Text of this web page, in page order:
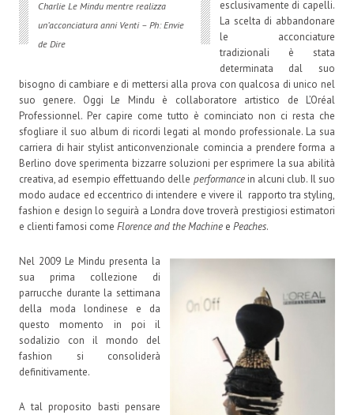
Charlie Le Mindu mentre realizza
un’acconciatura anni Venti – Ph: Envie
de Dire
esclusivamente di capelli.
La scelta di abbandonare
le acconciature
tradizionali è stata
determinata dal suo
bisogno di cambiare e di mettersi alla prova con qualcosa di unico nel
suo genere. Oggi Le Mindu è collaboratore artistico de L’Oréal
Professionnel. Per capire come tutto è cominciato non ci resta che
sfogliare il suo album di ricordi legati al mondo professionale. La sua
carriera di hair stylist anticonvenzionale comincia a prendere forma a
Berlino dove sperimenta bizzarre soluzioni per esprimere la sua abilità
creativa, ad esempio effettuando delle performancein alcuni club. Il suo
modo audace ed eccentrico di intendere e vivere il rapporto tra styling,
fashion e design lo seguirà a Londra dove troverà prestigiosi estimatori
e clienti famosi come Florence and the Machine e Peaches.
Nel 2009 Le Mindu presenta la
sua prima collezione di
parrucche durante la settimana
della moda londinese e da
questo momento in poi il
sodalizio con il mondo del
fashion si consoliderà
definitivamente.
A tal proposito basti pensare